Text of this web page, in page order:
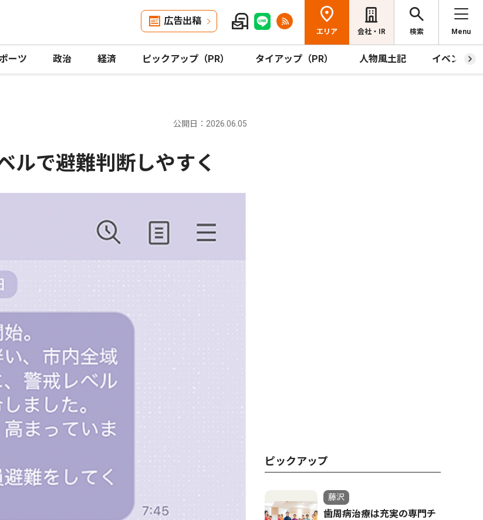
広告出稿
エリア 会社・IR 検索 Menu
ーツ 政治 経済 ピックアップ（PR） タイアップ（PR） 人物風土記 イベント
公開日：2026.06.05
で避難判断しやすく
ピックアップ
藤沢
歯周病治療は充実の専門チ